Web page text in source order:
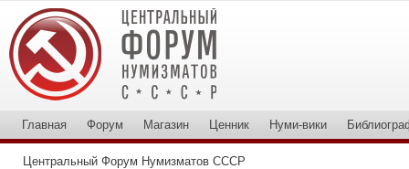
Главная Форум Магазин Ценник Нуми-вики
Центральный Форум Нумизматов СССР